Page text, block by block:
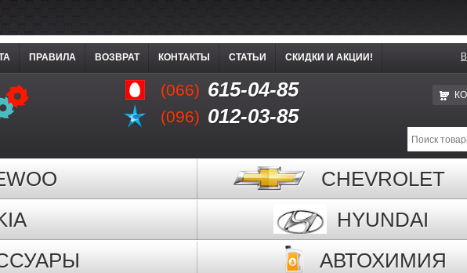
(066) 615-04-85
(096) 012-03-85
ПРАВИЛА ВОЗВРАТ КОНТАКТЫ СТАТЬИ СКИДКИ И АКЦИИ!
CHEVROLET
HYUNDAI
АВТОХИМИЯ